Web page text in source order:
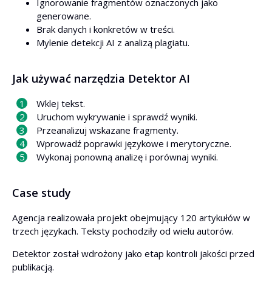
Ignorowanie fragmentów oznaczonych jako
generowane.
Brak danych i konkretów w treści.
Mylenie detekcji AI z analizą plagiatu.
Jak używać narzędzia Detektor AI
Wklej tekst.
Uruchom wykrywanie i sprawdź wyniki.
Przeanalizuj wskazane fragmenty.
Wprowadź poprawki językowe i merytoryczne.
Wykonaj ponowną analizę i porównaj wyniki.
Case study
Agencja realizowała projekt obejmujący 120 artykułów w
trzech językach. Teksty pochodziły od wielu autorów.
Detektor został wdrożony jako etap kontroli jakości przed
publikacją.